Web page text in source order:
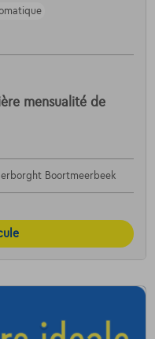
mensualité de
Boortmeerbeek